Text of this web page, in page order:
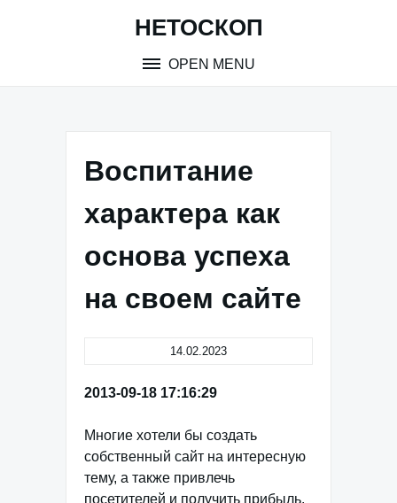
НЕТОСКОП
OPEN MENU
Воспитание
характера как
основа успеха
на своем сайте
14.02.2023
2013-09-18 17:16:29
Многие хотели бы создать
собственный сайт на интересную
тему, а также привлечь
посетителей и получить прибыль.